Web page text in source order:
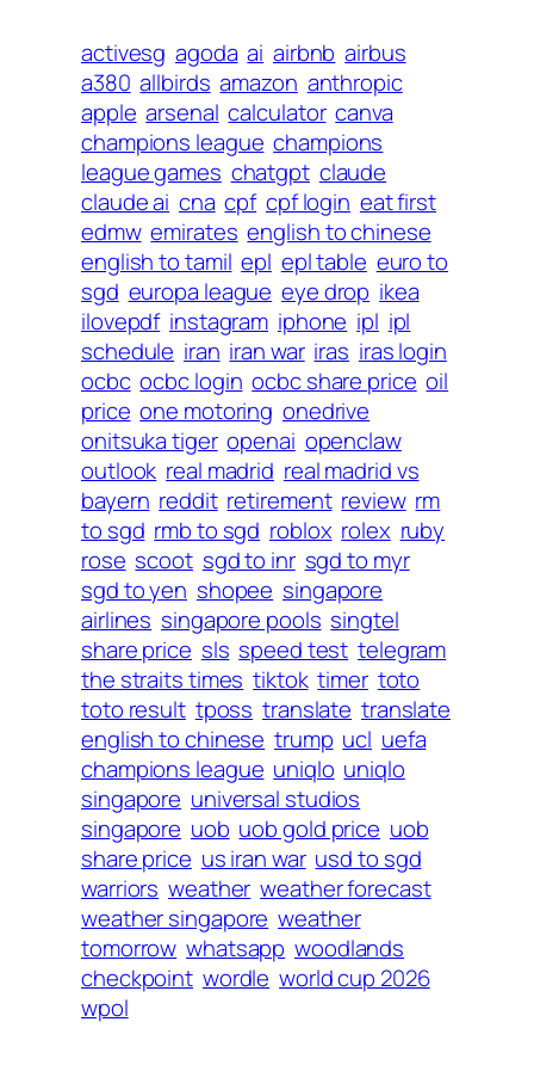
activesg agoda ai airbnb airbus
a380 allbirds amazon anthropic
apple arsenal calculator canva
champions league champions
league games chatgpt claude
claude ai cna cpf cpf login eat first
edmw emirates english to chinese
english to tamil epl epl table euro to
sgd europa league eye drop ikea
ilovepdf instagram iphone ipl ipl
schedule iran iran war iras iras login
ocbc ocbc login ocbc share price oil
price one motoring onedrive
onitsuka tiger openai openclaw
outlook real madrid real madrid vs
bayern reddit retirement review rm
to sgd rmb to sgd roblox rolex ruby
rose scoot sgd to inr sgd to myr
sgd to yen shopee singapore
airlines singapore pools singtel
share price sls speed test telegram
the straits times tiktok timer toto
toto result tposs translate translate
english to chinese trump ucl uefa
champions league uniqlo uniqlo
singapore universal studios
singapore uob uob gold price uob
share price us iran war usd to sgd
warriors weather weather forecast
weather singapore weather
tomorrow whatsapp woodlands
checkpoint wordle world cup 2026
wpol